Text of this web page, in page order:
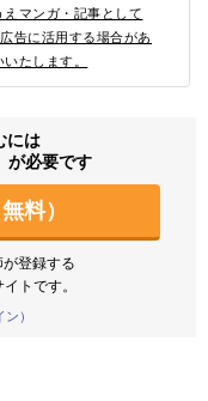
マンガ・記事として
告に活用する場合があ
たします。
には
が必要です
料）
登録する
トです。
）